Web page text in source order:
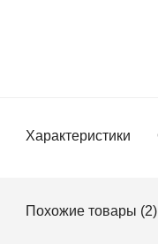
Характеристики
Похожие товары (2)